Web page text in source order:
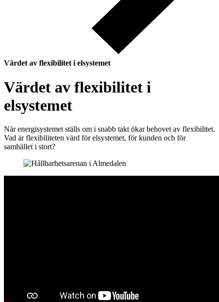
Värdet av flexibilitet i elsystemet
Värdet av flexibilitet i
elsystemet
När energisystemet ställs om i snabb takt ökar behovet av flexibilitet.
Vad är flexibiliteten värd för elsystemet, för kunden och för
samhället i stort?